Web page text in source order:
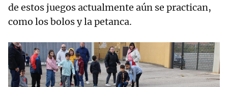
de estos juegos actualmente aún se practican,
como los bolos y la petanca.